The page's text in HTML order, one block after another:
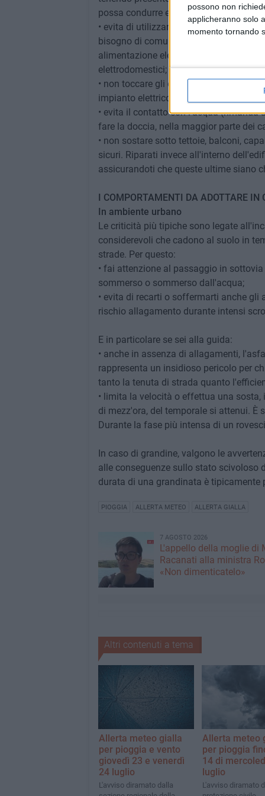
possono non
applicheranno solo
momento tornando
possa condurre elettricità:
• evita di utilizzare le apparecchiature
bisogno di comunicare, puoi usare il
alimentazione elettrica (meglio ancora
elettrodomestici;
• non toccare gli elementi metallici
impianto elettrico;
• evita il contatto con l'acqua (rimanda
fare la doccia, nella maggior parte dei
• non sostare sotto tettoie, balconi,
sicuri. Riparati invece all'interno
assicurandoti che queste ultime siano
I COMPORTAMENTI DA ADOTTARE IN
In ambiente urbano
Le criticità più tipiche sono legate
considerevoli che cadono al suolo in
strade. Per questo:
• fai attenzione al passaggio in
sommerso o sommerso dall'acqua;
• evita di recarti o soffermarti anche
rischio allagamento durante intensi
E in particolare se sei alla guida:
• anche in assenza di allagamenti,
rappresenta un insidioso pericolo per
tanto la tenuta di strada quanto
• limita la velocità o effettua una
di mezz'ora, del temporale si attenui. È
Durante la fase più intensa di un
In caso di grandine, valgono le
alle conseguenze sullo stato
durata di una grandinata è tipicamente
PIOGGIA ALLERTA METEO ALLERTA GIALLA
7 AGOSTO 2026
L'appello della moglie di
Racanati alla ministra
«Non dimenticatelo»
Altri contenuti a tema
Allerta meteo gialla
per pioggia e vento
giovedì 23 e venerdì
24 luglio
L'avviso diramato dalla
Allerta meteo
per pioggia
14 di
luglio
L'avviso diramato